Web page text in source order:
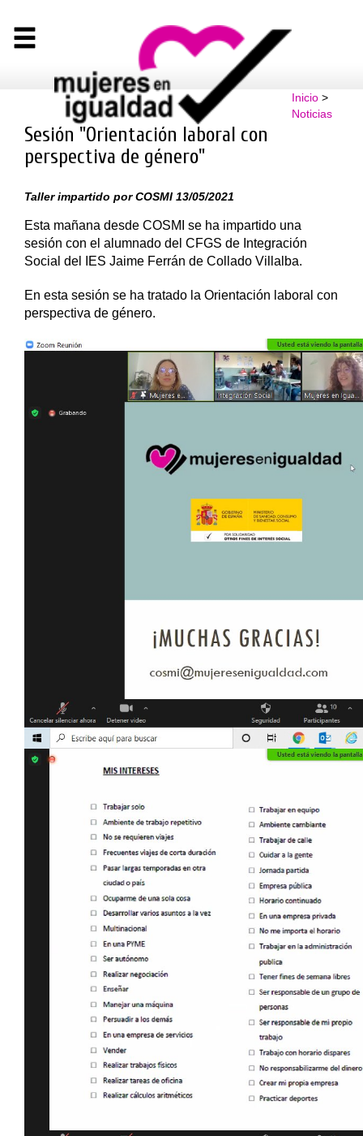
Inicio>
Noticias
Sesión "Orientación laboral con
perspectiva de género"
Taller impartido por COSMI 13/05/2021
Esta mañana desde COSMI se ha impartido una
sesión con el alumnado del CFGS de Integración
Social del IES Jaime Ferrán de Collado Villalba.
En esta sesión se ha tratado la Orientación laboral con
perspectiva de género.